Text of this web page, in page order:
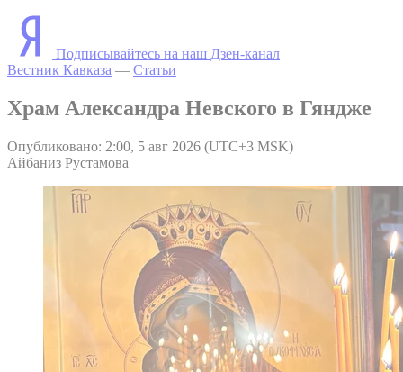
Подписывайтесь на наш Дзен-канал
Вестник Кавказа — Статьи
Храм Александра Невского в Гяндже
Опубликовано: 2:00, 5 авг 2026 (UTC+3 MSK)
Айбаниз Рустамова